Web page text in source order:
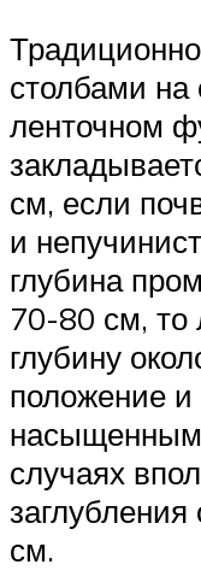
столбами на
ленточном
см, если
и
глубина
70-80 см, то
глубину
положение и
случаях
см.